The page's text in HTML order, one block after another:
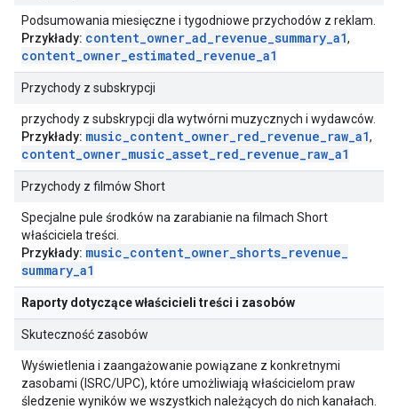
Podsumowania miesięczne i tygodniowe przychodów z reklam.
Przykłady: content_owner_ad_revenue_summary_a1,
content_owner_estimated_revenue_a1
Przychody z subskrypcji
przychody z subskrypcji dla wytwórni muzycznych i wydawców.
Przykłady: music_content_owner_red_revenue_raw_a1,
content_owner_music_asset_red_revenue_raw_a1
Przychody z filmów Short
Specjalne pule środków na zarabianie na filmach Short
właściciela treści.
Przykłady: music_content_owner_shorts_revenue_
summary_a1
Raporty dotyczące właścicieli treści i zasobów
Skuteczność zasobów
Wyświetlenia i zaangażowanie powiązane z konkretnymi
zasobami (ISRC/UPC), które umożliwiają właścicielom praw
śledzenie wyników we wszystkich należących do nich kanałach.